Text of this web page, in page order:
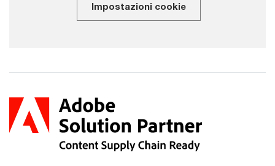
Impostazioni cookie